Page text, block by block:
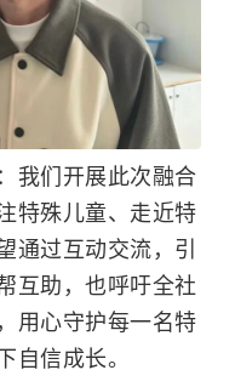
我们开展此次融合
特殊儿童、走近特
通过互动交流，引
互助，也呼吁全社
用心守护每一名特
自信成长。